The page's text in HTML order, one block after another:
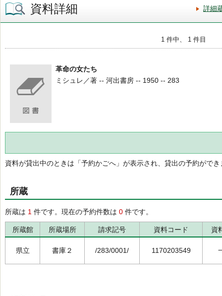
資料詳細 詳細
1 件中、 1 件目
革命の女たち
ミシュレ／著 -- 河出書房 -- 1950 -- 283
資料が貸出中のときは「予約かごへ」が表示され、貸出の予約ができ
所蔵
所蔵は 1 件です。現在の予約件数は 0 件です。
所蔵館 所蔵場所 請求記号 資料コード 資
県立 書庫２ /283/0001/ 1170203549